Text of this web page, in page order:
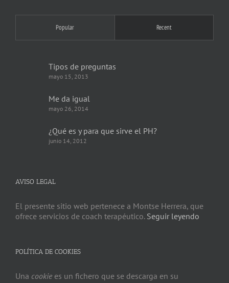
Popular Recent
Tipos de preguntas
mayo 15, 2013
Me da igual
mayo 26, 2014
¿Qué es y para que sirve el PH?
junio 14, 2012
AVISO LEGAL
El presente sitio web pertenece a Montse Herrera, que
ofrece servicios de coach terapéutico. Seguir leyendo
POLÍTICA DE COOKIES
Una cookie es un fichero que se descarga en su